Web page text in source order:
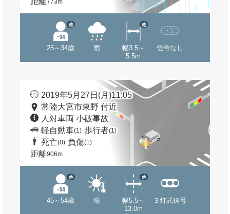
773m
25～34歳
他
雨
幅3.5～
5.5m
他
信号なし
2019年5月27日(月)11:05
常陸大宮市東野 付近
人対車両 小破事故
軽自動車(1) 歩行者(1)
死亡(0) 負傷(1)
距離906m
45～54歳
他
晴
幅5.5～
13.0m
他
３灯式信号